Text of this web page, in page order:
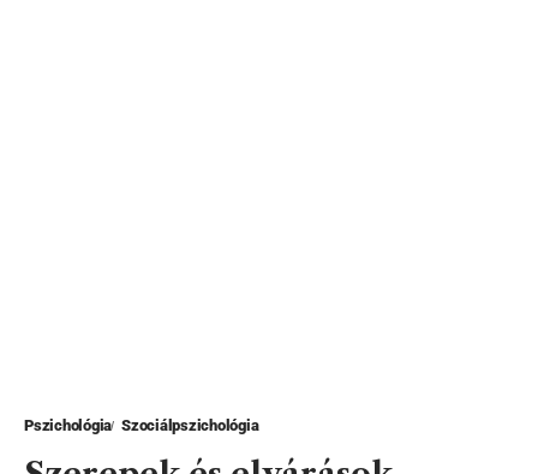
Pszichológia Szociálpszichológia